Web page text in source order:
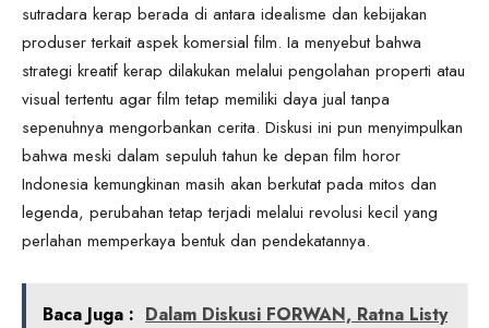
sutradara kerap berada di antara idealisme dan kebijakan
produser terkait aspek komersial film. Ia menyebut bahwa
strategi kreatif kerap dilakukan melalui pengolahan properti atau
visual tertentu agar film tetap memiliki daya jual tanpa
sepenuhnya mengorbankan cerita. Diskusi ini pun menyimpulkan
bahwa meski dalam sepuluh tahun ke depan film horor
Indonesia kemungkinan masih akan berkutat pada mitos dan
legenda, perubahan tetap terjadi melalui revolusi kecil yang
perlahan memperkaya bentuk dan pendekatannya.
Baca Juga : Dalam Diskusi FORWAN, Ratna Listy